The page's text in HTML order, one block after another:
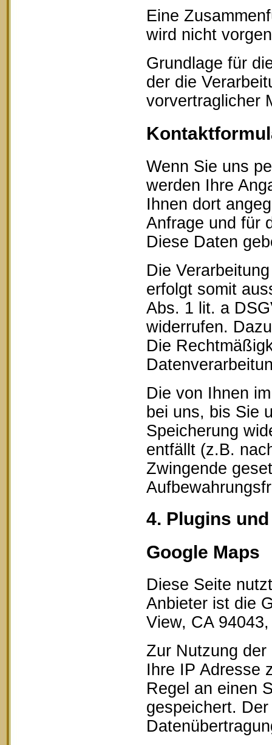
Eine
wird nicht
Grundlage für
der die
vorvertraglicher
Wenn Sie uns
werden Ihre
Ihnen dort
Anfrage und für
Diese Daten
Die
erfolgt somit
Abs. 1 lit. a
widerrufen.
Die
Die von Ihnen
bei uns, bis Sie
Speicherung
entfällt (z.B.
Zwingende
4. Plugins
Google Maps
Diese Seite
Anbieter ist die
View, CA
Zur Nutzung
Ihre IP Adresse
Regel an einen
gespeichert.